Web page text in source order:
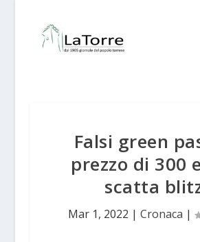
Falsi green
prezzo di 300
scatta
Mar 1, 2022 | Cronaca |